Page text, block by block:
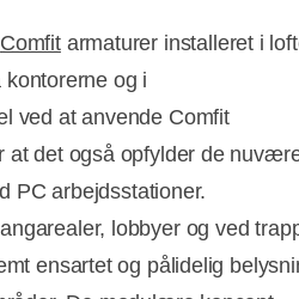
Comfitarmaturer installeret i
og i
ved at anvende Comfit
at det også opfylder de
PC arbejdsstationer.
lobbyer og ved
ensartet og pålidelig